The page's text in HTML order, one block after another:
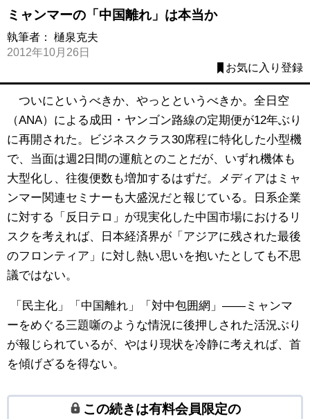
ミャンマーの「中国離れ」は本当か
執筆者： 樋泉克夫
2012年10月26日
お気に入り登録
ついにというべきか、やっとというべきか。全日空
（ANA）による成田・ヤンゴン路線の定期便が12年ぶり
に再開された。ビジネスクラス30席程に特化した小型機
で、当面は週2日間の運航とのことだが、いずれ機体も
大型化し、往復便数も増加するはずだ。メディアはミャ
ンマー関連セミナーも大盛況だと報じている。日系企業
に対する「反日テロ」が現実化した中国市場におけるリ
スクを考えれば、日本経済界が「アジアに残された最後
のフロンティア」に対し熱い思いを抱いたとしても不思
議ではない。
「民主化」「中国離れ」「対中包囲網」――ミャンマ
ーをめぐる三題噺のような情況に後押しされた活況ぶり
が報じられているが、やはり現状を冷静に考えれば、首
を傾げざるを得ない。
この続きは有料会員限定の